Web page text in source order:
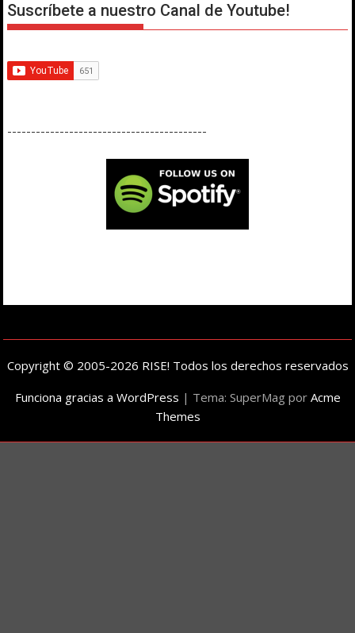
Suscríbete a nuestro Canal de Youtube!
------------------------------------------
Copyright © 2005-2026 RISE! Todos los derechos reservados
Funciona gracias a WordPress | Tema: SuperMag por Acme
Themes